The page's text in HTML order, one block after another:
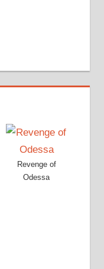
Revenge of
Odessa